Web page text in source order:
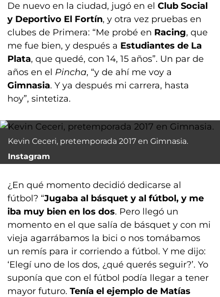
De nuevo en la ciudad, jugó en el Club Social
y Deportivo El Fortín, y otra vez pruebas en
clubes de Primera: “Me probé en Racing, que
me fue bien, y después a Estudiantes de La
Plata, que quedé, con 14, 15 años”. Un par de
años en el Pincha, “y de ahí me voy a
Gimnasia. Y ya después mi carrera, hasta
hoy”, sintetiza.
Kevin Ceceri, pretemporada 2017 en Gimnasia.
Instagram
¿En qué momento decidió dedicarse al
fútbol? “Jugaba al básquet y al fútbol, y me
iba muy bien en los dos. Pero llegó un
momento en el que salía de básquet y con mi
vieja agarrábamos la bici o nos tomábamos
un remís para ir corriendo a fútbol. Y me dijo:
‘Elegí uno de los dos, ¿qué querés seguir?’. Yo
suponía que con el fútbol podía llegar a tener
mayor futuro. Tenía el ejemplo de Matías